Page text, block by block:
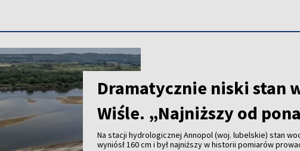
Dramatycznie niski stan
Wiśle. „Najniższy od
Na stacji hydrologicznej Annopol (woj. lubelskie) stan
wyniósł 160 cm i był najniższy w historii pomiarów